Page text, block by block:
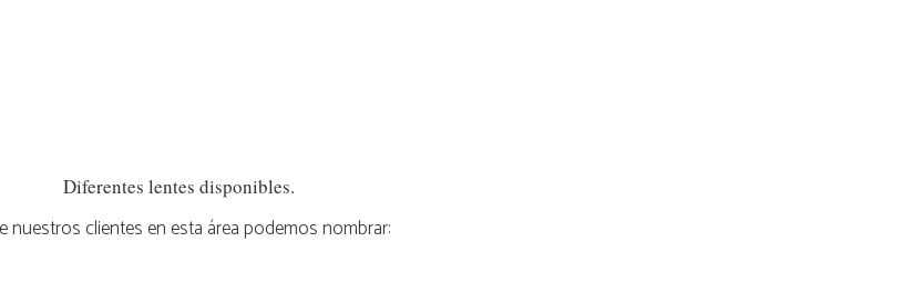
Diferentes lentes disponibles.
nuestros clientes en esta área podemos nombrar: